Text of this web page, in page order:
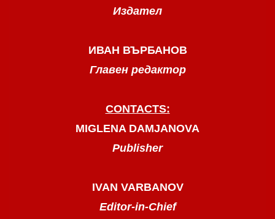
Издател
ИВАН ВЪРБАНОВ
Главен редактор
CONTACTS:
MIGLENA DAMJANOVA
Publisher
IVAN VARBANOV
Editor-in-Chief